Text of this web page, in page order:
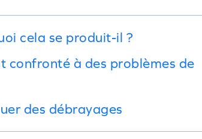
cela se produit-il ?
confronté à des problèmes de
des débrayages